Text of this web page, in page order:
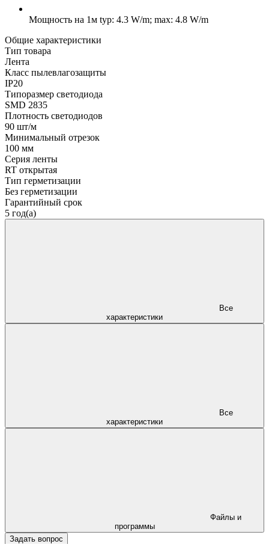
Мощность на 1м typ: 4.3 W/m; max: 4.8 W/m
Общие характеристики
Тип товара
Лента
Класс пылевлагозащиты
IP20
Типоразмер светодиода
SMD 2835
Плотность светодиодов
90 шт/м
Минимальный отрезок
100 мм
Серия ленты
RT открытая
Тип герметизации
Без герметизации
Гарантийный срок
5 год(а)
характеристики
характеристики
программы
Задать вопрос